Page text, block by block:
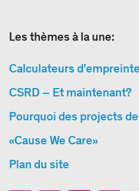
Les thèmes à la une:
Calculateurs
CSRD – Et maintenant?
Pourquoi des projects
«Cause We Care»
Plan du site